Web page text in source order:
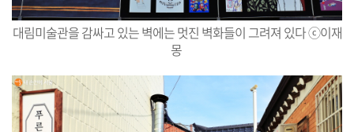
대림미술관을 감싸고 있는 벽에는 멋진 벽화들이 그려져 있다 ⓒ이재
몽